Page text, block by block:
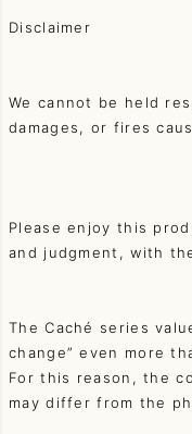
Disclaimer
We cannot be held
damages, or fires
Please enjoy this
and judgment, with
The Caché series
change” even more
For this reason, the
may differ from the